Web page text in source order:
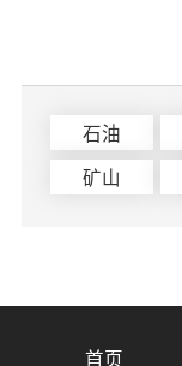
石油
矿山
首页